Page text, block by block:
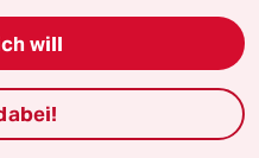
immer noch
Die Auto-Union
will